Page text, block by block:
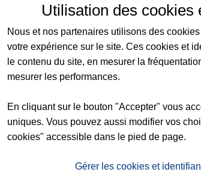
chien Assurance chat
Conseils animal de compagnie
juridique particuliers Protection juridique
Utilisation des cookies
Nous et nos partenaires utilisons des
votre expérience sur le site. Ces cookies et
le contenu du site, en mesurer la
mesurer les performances.
En cliquant sur le bouton "Accepter" vous
uniques. Vous pouvez aussi modifier vos
cookies" accessible dans le pied de page.
Gérer les cookies et